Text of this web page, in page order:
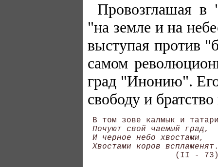
Провозглашая в
"на земле и на
выступая против
самом
град "Инонию".
свободу и
В том зове калмык и
Почуют свой чаемый град,
И черное небо хвостами,
Хвостами коров вспламенят